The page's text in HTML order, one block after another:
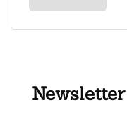
Newsletter